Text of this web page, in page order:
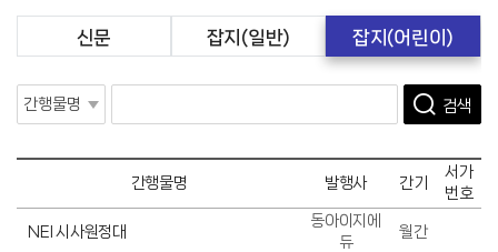
신문 잡지(일반) 잡지(어린이)
검색
간행물명 발행사 간기
서가
번호
NEI 시사원정대
동아이지에
듀
월간